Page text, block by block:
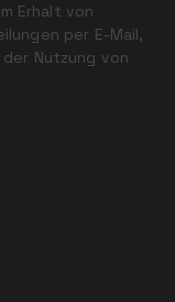
Erhalt von
per E-Mail,
Nutzung von